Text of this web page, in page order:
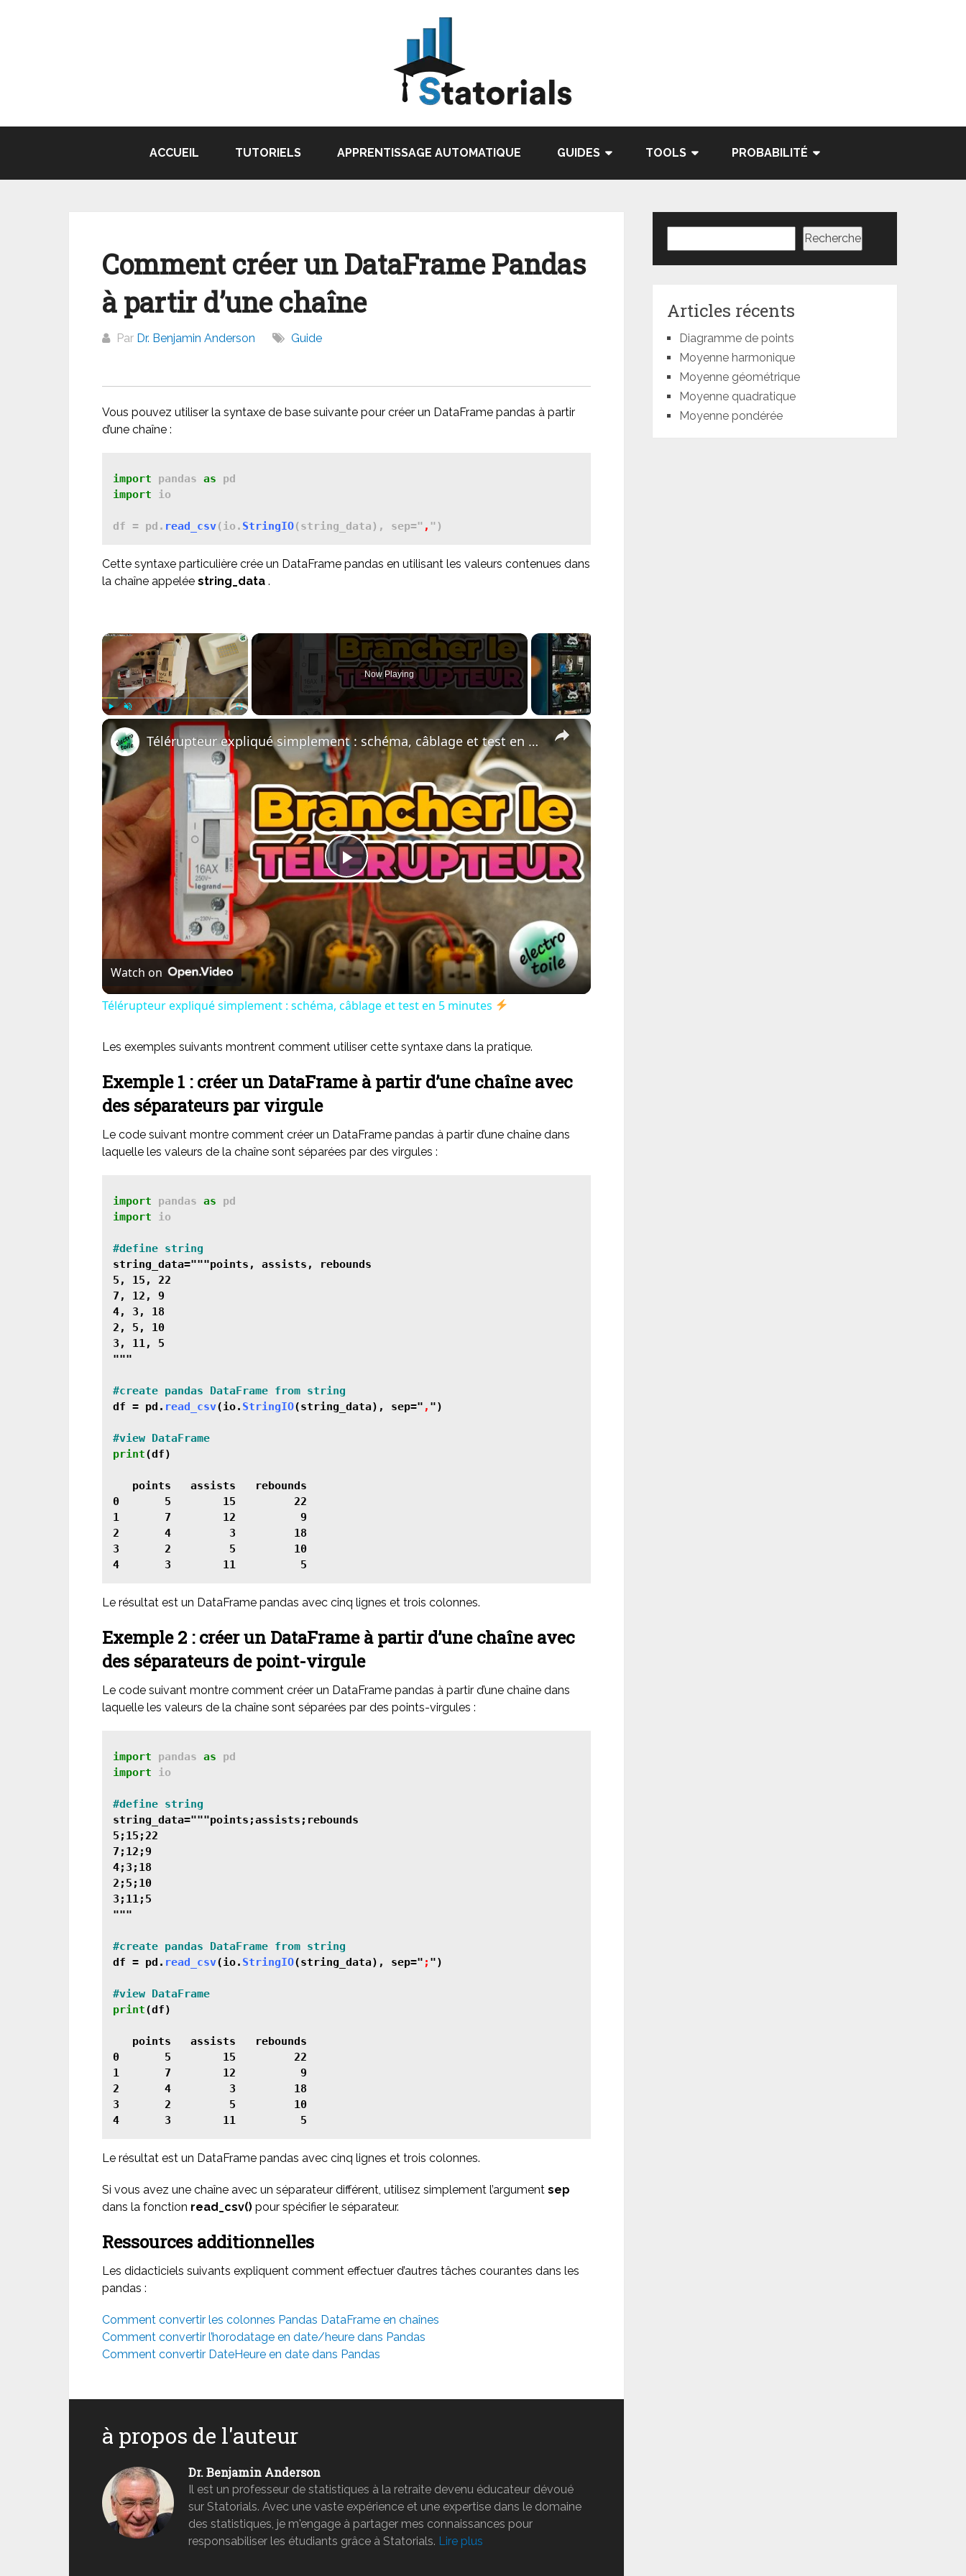
ACCUEIL TUTORIELS APPRENTISSAGE AUTOMATIQUE GUIDES TOOLS PROBABILITÉ
Comment créer un DataFrame Pandas
à partir d’une chaîne
Par Dr. Benjamin Anderson Guide
Vous pouvez utiliser la syntaxe de base suivante pour créer un DataFrame pandas à partir
d’une chaîne :
import pandas as
import io
df = pd. read_csv(io. StringIO(string_data), sep=" ,
Cette syntaxe particulière crée un DataFrame pandas en utilisant les valeurs contenues dans
la chaîne appelée string_data .
×
Play
Now Playing
×
Play
Video
Télérupteur expliqué simplement : schéma, câblage et test en 5 minutes
Watch on
Télérupteur expliqué simplement : schéma, câblage et test en 5 minutes
Les exemples suivants montrent comment utiliser cette syntaxe dans la pratique.
Exemple 1 : créer un DataFrame à partir d’une chaîne avec
des séparateurs par virgule
Le code suivant montre comment créer un DataFrame pandas à partir d’une chaîne dans
laquelle les valeurs de la chaîne sont séparées par des virgules :
import pandas as
import io
string_data="""points, assists, rebounds
5, 15, 22
7, 12, 9
4, 3, 18
2, 5, 10
3, 11, 5
"""
df = pd. read_csv(io. StringIO(string_data), sep=" , ")
print(df)
   points   assists   rebounds
0       5        15         22
1       7        12          9
2       4         3         18
3       2         5         10
Le résultat est un DataFrame pandas avec cinq lignes et trois colonnes.
Exemple 2 : créer un DataFrame à partir d’une chaîne avec
des séparateurs de point-virgule
Le code suivant montre comment créer un DataFrame pandas à partir d’une chaîne dans
laquelle les valeurs de la chaîne sont séparées par des points-virgules :
import pandas as
import io
string_data="""points;assists;rebounds
5;15;22
7;12;9
4;3;18
2;5;10
3;11;5
"""
df = pd. read_csv(io. StringIO(string_data), sep=" ; ")
print(df)
   points   assists   rebounds
0       5        15         22
1       7        12          9
2       4         3         18
3       2         5         10
Le résultat est un DataFrame pandas avec cinq lignes et trois colonnes.
Si vous avez une chaîne avec un séparateur différent, utilisez simplement l’argument sep
dans la fonction read_csv() pour spécifier le séparateur.
Ressources additionnelles
Les didacticiels suivants expliquent comment effectuer d’autres tâches courantes dans les
pandas :
Comment convertir les colonnes Pandas DataFrame en chaînes
Comment convertir l’horodatage en date/heure dans Pandas
Comment convertir DateHeure en date dans Pandas
à propos de l'auteur
Dr. Benjamin Anderson
Il est un professeur de statistiques à la retraite devenu éducateur dévoué
sur Statorials. Avec une vaste expérience et une expertise dans le domaine
des statistiques, je m'engage à partager mes connaissances pour
responsabiliser les étudiants grâce à Statorials. Lire plus
Recherche
Articles récents
Diagramme de points
Moyenne harmonique
Moyenne géométrique
Moyenne quadratique
Moyenne pondérée